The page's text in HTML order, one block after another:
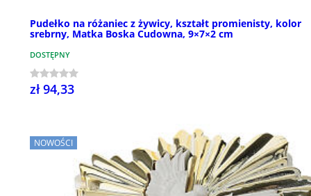
Pudełko na różaniec z żywicy, kształt promienisty, kolor
srebrny, Matka Boska Cudowna, 9×7×2 cm
DOSTĘPNY
zł 94,33
NOWOŚCI